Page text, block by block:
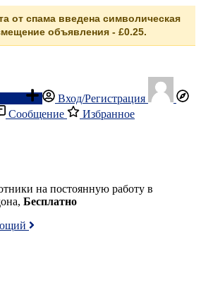
от спама введена символическая
объявления - £0.25.
Вход/Регистрация
Сообщение Избранное
на постоянную работу в
Бесплатно